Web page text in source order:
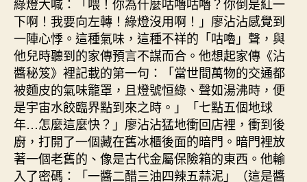
下啊！我要向左轉！綠燈沒用啊！」廖沾沾感覺到
一陣心悸。這種氣味，這種不祥的「咕嚕」聲，與
他兒時聽到的家傳預言不謀而合。他想起家傳《沾
醬秘笈》裡記載的第一句：「當世間萬物的交通都
被麵皮的氣味籠罩，且燈號恒綠、聲如湯沸時，便
是宇宙水餃臨界點到來之時。」「七點五個地球
年…怎麼這麼快？」廖沾沾猛地衝回店裡，衝到後
廚，打開了一個藏在舊冰櫃後面的暗門。暗門裡放
著一個老舊的、像是古代金屬保險箱的東西。他輸
入了密碼：「一醬二醋三油四辣五蒜泥」（這是醬